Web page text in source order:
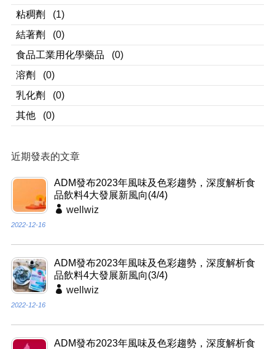
粘稠劑
(1)
結著劑
(0)
食品工業用化學藥品
(0)
溶劑
(0)
乳化劑
(0)
其他
(0)
近期發表的文章
ADM發布2023年風味及色彩趨勢，深度解析食
品飲料4大發展新風向(4/4)
wellwiz
2022-12-16
ADM發布2023年風味及色彩趨勢，深度解析食
品飲料4大發展新風向(3/4)
wellwiz
2022-12-16
ADM發布2023年風味及色彩趨勢，深度解析食